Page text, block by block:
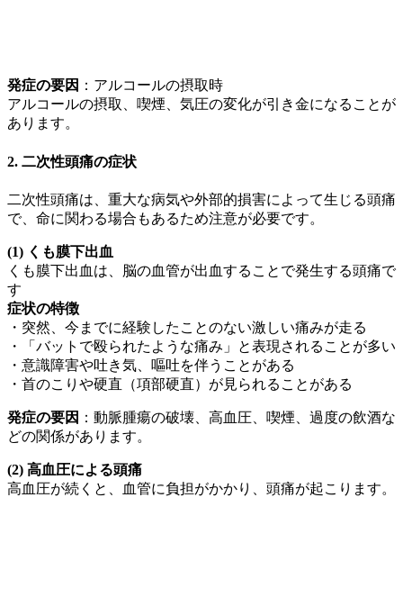
発症の要因 ：アルコールの摂取時
アルコールの摂取、喫煙、気圧の変化が引き金になることが
あります。
2. 二次性頭痛の症状
二次性頭痛は、重大な病気や外部的損害によって生じる頭痛
で、命に関わる場合もあるため注意が必要です。
(1) くも膜下出血
くも膜下出血は、脳の血管が出血することで発生する頭痛で
す
症状の特徴
・突然、今までに経験したことのない激しい痛みが走る
・「バットで殴られたような痛み」と表現されることが多い
・意識障害や吐き気、嘔吐を伴うことがある
・首のこりや硬直（項部硬直）が見られることがある
発症の要因 ：動脈腫瘍の破壊、高血圧、喫煙、過度の飲酒な
どの関係があります。
(2) 高血圧による頭痛
高血圧が続くと、血管に負担がかかり、頭痛が起こります。